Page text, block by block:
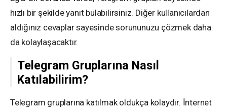
hızlı bir şekilde yanıt bulabilirsiniz. Diğer kullanıcılardan
aldığınız cevaplar sayesinde sorununuzu çözmek daha
da kolaylaşacaktır.
Telegram Gruplarına Nasıl
Katılabilirim?
Telegram gruplarına katılmak oldukça kolaydır. İnternet